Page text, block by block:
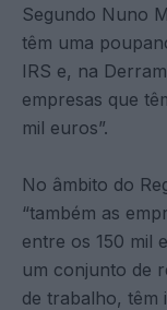
Segundo Nuno
têm uma
IRS e, na
empresas que
mil euros”.
No âmbito do
“também as
entre os 150 mil
um conjunto de
de trabalho, têm